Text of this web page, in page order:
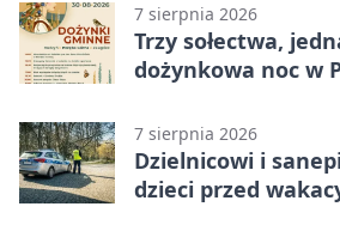
7 sierpnia 2026
Trzy sołectwa,
dożynkowa noc w
7 sierpnia 2026
Dzielnicowi i
dzieci przed